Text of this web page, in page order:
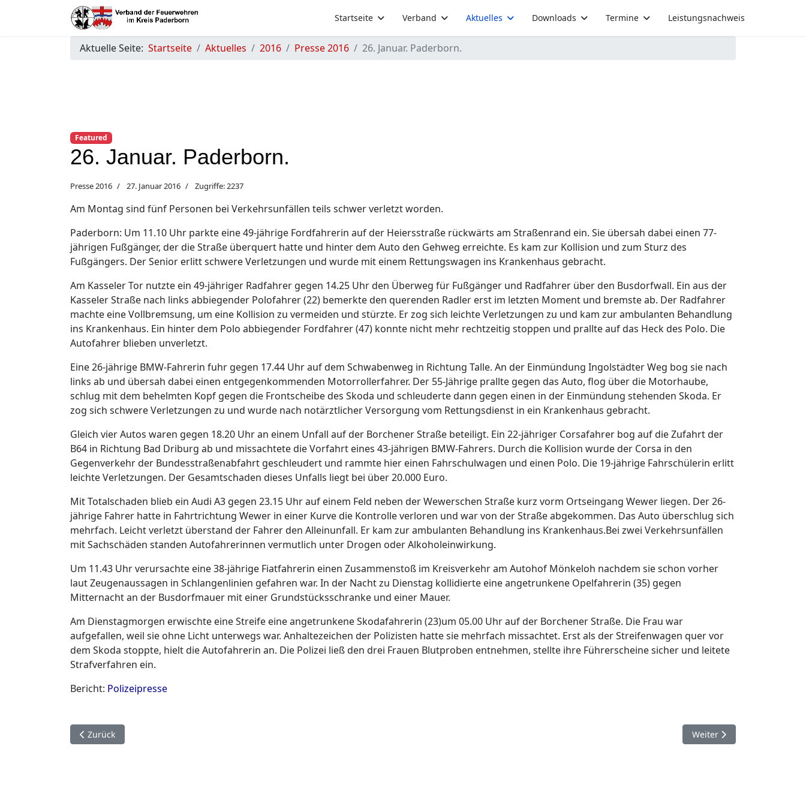
Startseite Verband Aktuelles Downloads Termine Leistungsnachweis
Aktuelle Seite: Startseite Aktuelles 2016 Presse 2016 26. Januar. Paderborn.
Featured
26. Januar. Paderborn.
Presse 2016 27. Januar 2016 Zugriffe: 2237
Am Montag sind fünf Personen bei Verkehrsunfällen teils schwer verletzt worden.
Paderborn: Um 11.10 Uhr parkte eine 49-jährige Fordfahrerin auf der Heiersstraße rückwärts am Straßenrand ein. Sie übersah dabei einen 77-
jährigen Fußgänger, der die Straße überquert hatte und hinter dem Auto den Gehweg erreichte. Es kam zur Kollision und zum Sturz des
Fußgängers. Der Senior erlitt schwere Verletzungen und wurde mit einem Rettungswagen ins Krankenhaus gebracht.
Am Kasseler Tor nutzte ein 49-jähriger Radfahrer gegen 14.25 Uhr den Überweg für Fußgänger und Radfahrer über den Busdorfwall. Ein aus der
Kasseler Straße nach links abbiegender Polofahrer (22) bemerkte den querenden Radler erst im letzten Moment und bremste ab. Der Radfahrer
machte eine Vollbremsung, um eine Kollision zu vermeiden und stürzte. Er zog sich leichte Verletzungen zu und kam zur ambulanten Behandlung
ins Krankenhaus. Ein hinter dem Polo abbiegender Fordfahrer (47) konnte nicht mehr rechtzeitig stoppen und prallte auf das Heck des Polo. Die
Autofahrer blieben unverletzt.
Eine 26-jährige BMW-Fahrerin fuhr gegen 17.44 Uhr auf dem Schwabenweg in Richtung Talle. An der Einmündung Ingolstädter Weg bog sie nach
links ab und übersah dabei einen entgegenkommenden Motorrollerfahrer. Der 55-Jährige prallte gegen das Auto, flog über die Motorhaube,
schlug mit dem behelmten Kopf gegen die Frontscheibe des Skoda und schleuderte dann gegen einen in der Einmündung stehenden Skoda. Er
zog sich schwere Verletzungen zu und wurde nach notärztlicher Versorgung vom Rettungsdienst in ein Krankenhaus gebracht.
Gleich vier Autos waren gegen 18.20 Uhr an einem Unfall auf der Borchener Straße beteiligt. Ein 22-jähriger Corsafahrer bog auf die Zufahrt der
B64 in Richtung Bad Driburg ab und missachtete die Vorfahrt eines 43-jährigen BMW-Fahrers. Durch die Kollision wurde der Corsa in den
Gegenverkehr der Bundesstraßenabfahrt geschleudert und rammte hier einen Fahrschulwagen und einen Polo. Die 19-jährige Fahrschülerin erlitt
leichte Verletzungen. Der Gesamtschaden dieses Unfalls liegt bei über 20.000 Euro.
Mit Totalschaden blieb ein Audi A3 gegen 23.15 Uhr auf einem Feld neben der Wewerschen Straße kurz vorm Ortseingang Wewer liegen. Der 26-
jährige Fahrer hatte in Fahrtrichtung Wewer in einer Kurve die Kontrolle verloren und war von der Straße abgekommen. Das Auto überschlug sich
mehrfach. Leicht verletzt überstand der Fahrer den Alleinunfall. Er kam zur ambulanten Behandlung ins Krankenhaus.Bei zwei Verkehrsunfällen
mit Sachschäden standen Autofahrerinnen vermutlich unter Drogen oder Alkoholeinwirkung.
Um 11.43 Uhr verursachte eine 38-jährige Fiatfahrerin einen Zusammenstoß im Kreisverkehr am Autohof Mönkeloh nachdem sie schon vorher
laut Zeugenaussagen in Schlangenlinien gefahren war. In der Nacht zu Dienstag kollidierte eine angetrunkene Opelfahrerin (35) gegen
Mitternacht an der Busdorfmauer mit einer Grundstücksschranke und einer Mauer.
Am Dienstagmorgen erwischte eine Streife eine angetrunkene Skodafahrerin (23)um 05.00 Uhr auf der Borchener Straße. Die Frau war
aufgefallen, weil sie ohne Licht unterwegs war. Anhaltezeichen der Polizisten hatte sie mehrfach missachtet. Erst als der Streifenwagen quer vor
dem Skoda stoppte, hielt die Autofahrerin an. Die Polizei ließ den drei Frauen Blutproben entnehmen, stellte ihre Führerscheine sicher und leitete
Strafverfahren ein.
Bericht: Polizeipresse
Vorheriger Beitrag: Feuerwehrmusikzug Schloß Neuhaus
Zurück Nächster Beitrag: 26.
Weiter